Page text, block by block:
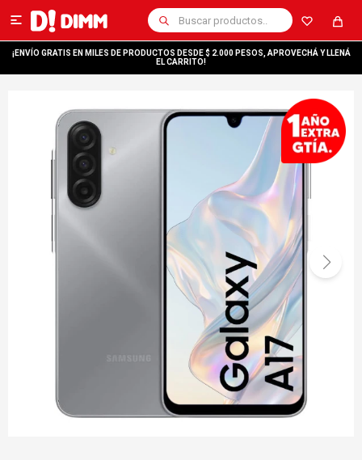

¡ENVÍO GRATIS EN MILES DE PRODUCTOS DESDE $ 2.000 PESOS, APROVECHÁ Y LLENÁ
EL CARRITO!